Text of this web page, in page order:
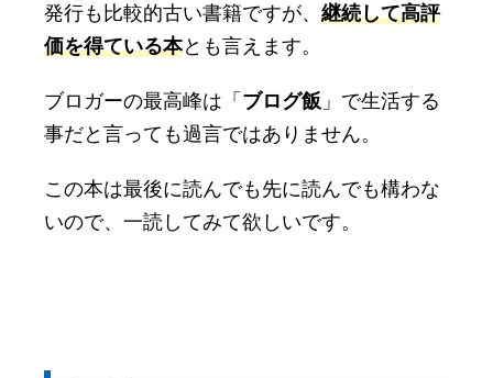
発行も比較的古い書籍ですが、 継続して高評
価を得ている本とも言えます。
ブロガーの最高峰は「 ブログ飯 」で生活する
事だと言っても過言ではありません。
この本は最後に読んでも先に読んでも構わな
いので、一読してみて欲しいです。